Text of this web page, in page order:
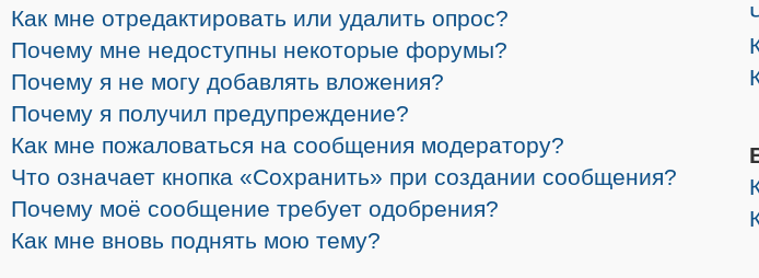
Как мне отредактировать или удалить опрос?
Почему мне недоступны некоторые форумы?
Почему я не могу добавлять вложения?
Почему я получил предупреждение?
Как мне пожаловаться на сообщения модератору?
Что означает кнопка «Сохранить» при создании сообщения?
Почему моё сообщение требует одобрения?
Как мне вновь поднять мою тему?